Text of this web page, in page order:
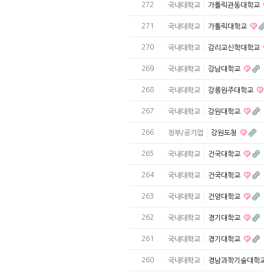
272 국내대학교 가톨릭관동대학교
271 국내대학교 가톨릭대학교
270 국내대학교 감리교신학대학교
269 국내대학교 강남대학교
268 국내대학교 강릉원주대학교
267 국내대학교 강원대학교
266 정부/공기업 강원도청
265 국내대학교 건국대학교
264 국내대학교 건국대학교
263 국내대학교 건양대학교
262 국내대학교 경기대학교
261 국내대학교 경기대학교
260 국내대학교 경남과학기술대학